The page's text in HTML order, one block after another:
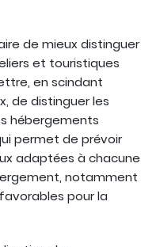
de mieux distinguer
et touristiques
en scindant
de distinguer les
hébergements
permet de prévoir
adaptées à chacune
notamment
pour la